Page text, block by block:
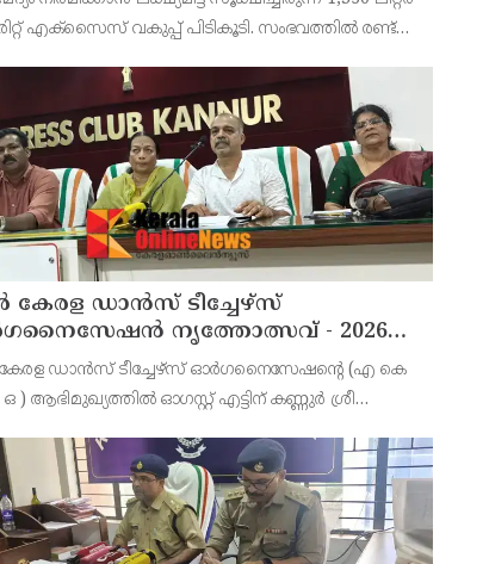
എക്സൈസ് വകുപ്പ് പിടികൂടി. സംഭവത്തിൽ രണ്ട്
കോട്ടക്കുളങ്ങരയിലെ ഹോളോബ്രിക
ഡാൻസ് ടീച്ചേഴ്സ്
നൃത്തോത്സവ് - 2026
കണ്ണൂരിൽ
ഡാൻസ് ടീച്ചേഴ്സ് ഓർഗനൈസേഷൻ്റെ (എ കെ
ഒ ) ആഭിമുഖ്യത്തിൽ ഓഗസ്റ്റ് എട്ടിന് കണ്ണുർ ശ്രീ
സംഘാടകർ കണ്ണൂർ പ്രസ് ക്ളബ്ബിൽ വാർത്താ